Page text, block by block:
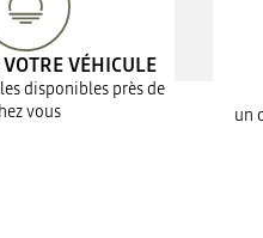
VÉHICULE
disponibles près de
vous
un